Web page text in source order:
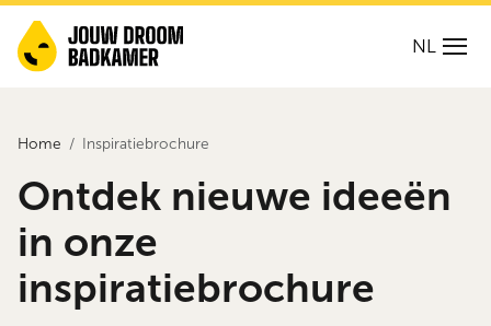
NL
Home Inspiratiebrochure
Ontdek nieuwe ideeën
in onze
inspiratiebrochure